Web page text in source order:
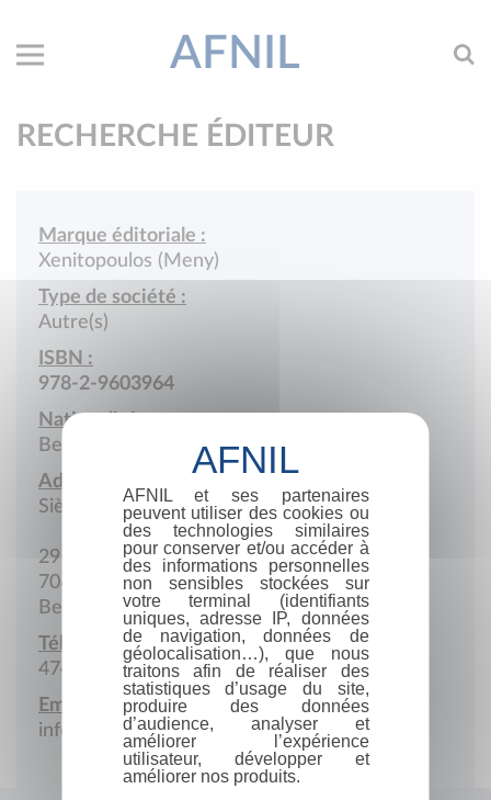
AFNIL
RECHERCHE ÉDITEUR
Marque éditoriale :
Xenitopoulos (Meny)
Type de société :
Autre(s)
ISBN :
978-2-9603964
Nationalité :
Belgique
Adresse :
Siège social
29 Rue du Caillou
7063 Soignies
Belgique
Téléphone portable :
474 747 864
Email :
info@xeniconsulting.be
AFNIL et ses partenaires
peuvent utiliser des cookies ou
des technologies similaires
pour conserver et/ou accéder à
des informations personnelles
non sensibles stockées sur
votre terminal (identifiants
uniques, adresse IP, données
de navigation, données de
géolocalisation…), que nous
traitons afin de réaliser des
statistiques d’usage du site,
produire des données
d’audience, analyser et
améliorer l’expérience
utilisateur, développer et
améliorer nos produits.